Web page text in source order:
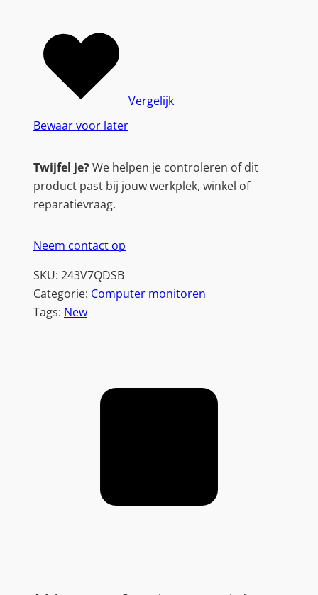
Bewaar voor later
Vergelijk
Twijfel je?We helpen je controleren of dit
product past bij jouw werkplek, winkel of
reparatievraag.
Neem contact op
SKU: 243V7QDSB
Categorie: Computer monitoren
Tags: New